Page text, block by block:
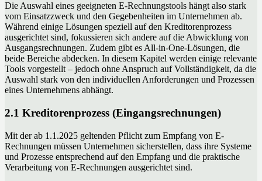
Die Auswahl eines geeigneten E-Rechnungstools hängt also stark
vom Einsatzzweck und den Gegebenheiten im Unternehmen ab.
Während einige Lösungen speziell auf den Kreditorenprozess
ausgerichtet sind, fokussieren sich andere auf die Abwicklung von
Ausgangsrechnungen. Zudem gibt es All-in-One-Lösungen, die
beide Bereiche abdecken. In diesem Kapitel werden einige relevante
Tools vorgestellt – jedoch ohne Anspruch auf Vollständigkeit, da die
Auswahl stark von den individuellen Anforderungen und Prozessen
eines Unternehmens abhängt.
2.1 Kreditorenprozess (Eingangsrechnungen)
Mit der ab 1.1.2025 geltenden Pflicht zum Empfang von E-
Rechnungen müssen Unternehmen sicherstellen, dass ihre Systeme
und Prozesse entsprechend auf den Empfang und die praktische
Verarbeitung von E-Rechnungen ausgerichtet sind.